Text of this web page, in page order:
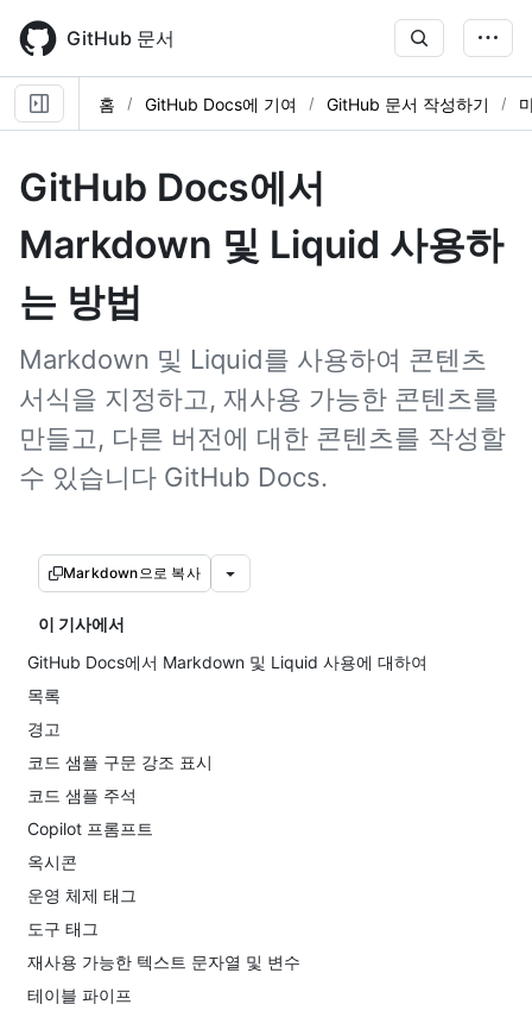
main
content
GitHub 문서
홈 GitHub Docs에 기여 GitHub 문서 작성하기
GitHub Docs에서
Markdown 및 Liquid 사용하
는 방법
Markdown 및 Liquid를 사용하여 콘텐츠
서식을 지정하고, 재사용 가능한 콘텐츠를
만들고, 다른 버전에 대한 콘텐츠를 작성할
수 있습니다 GitHub Docs.
Markdown으로 복사
이 기사에서
GitHub Docs에서 Markdown 및 Liquid 사용에 대하여
목록
경고
코드 샘플 구문 강조 표시
코드 샘플 주석
Copilot 프롬프트
옥시콘
운영 체제 태그
도구 태그
재사용 가능한 텍스트 문자열 및 변수
테이블 파이프